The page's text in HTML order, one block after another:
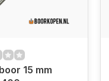
15 mm